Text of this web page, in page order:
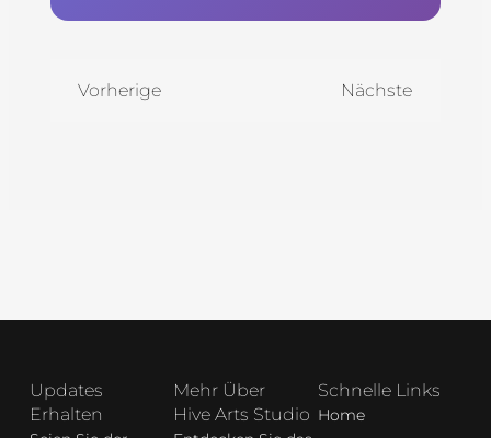
Vorherige Nächste
Mehr Über
Hive Arts Studio
Schnelle Links
Home
Updates
Erhalten